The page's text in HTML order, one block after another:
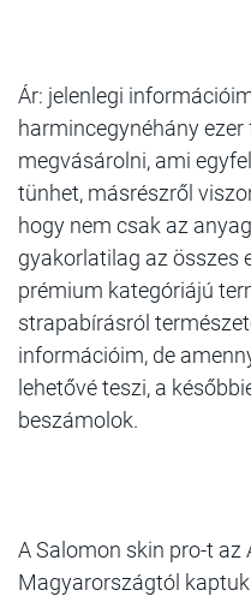
Ár: jelenlegi
harmincegynéhány
megvásárolni, ami
tünhet, másrészről
hogy nem csak az
gyakorlatilag az összes
prémium kategóriájú
strapabírásról
információim, de
lehetővé teszi, a
beszámolok.
A Salomon skin pro-t az
Magyarországtól